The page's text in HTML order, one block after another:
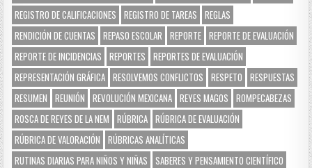
REGISTRO DE CALIFICACIONES
REGISTRO DE TAREAS
REGLAS
RENDICIÓN DE CUENTAS
REPASO ESCOLAR REPORTE REPORTE DE EVALUACIÓN
REPORTE DE INCIDENCIAS
REPORTES
REPORTES DE EVALUACIÓN
REPRESENTACIÓN GRÁFICA RESOLVEMOS CONFLICTOS RESPETO
RESPUESTAS
RESUMEN
REUNIÓN REVOLUCIÓN MEXICANA REYES MAGOS
ROMPECABEZAS
ROSCA DE REYES DE LA NEM
RÚBRICA RÚBRICA DE EVALUACIÓN
RÚBRICA DE VALORACIÓN
RÚBRICAS ANALÍTICAS
RUTINAS DIARIAS PARA NIÑOS Y NIÑAS
SABERES Y PENSAMIENTO CIENTÍFICO